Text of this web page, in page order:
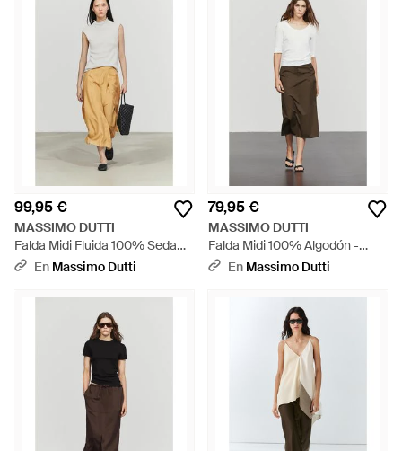
99,95 €
MASSIMO DUTTI
Falda Midi Fluida 100% Seda
Total Look - Neutro
En Massimo Dutti
79,95 €
MASSIMO DUTTI
Falda Midi 100% Algodón -
Marrón
En Massimo Dutti